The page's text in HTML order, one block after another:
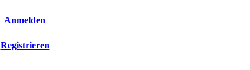
Anmelden
Registrieren